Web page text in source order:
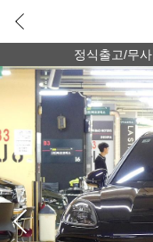
정식출고/무